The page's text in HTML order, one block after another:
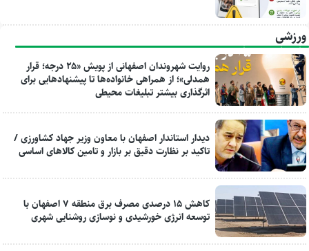
ورزشی
روایت شهروندان اصفهانی از پویش «۲۵ درجه؛ قرار
همدلی»؛ از همراهی خانواده‌ها تا پیشنهادهایی برای
اثرگذاری بیشتر تبلیغات محیطی
دیدار استاندار اصفهان با معاون وزیر جهاد کشاورزی /
تاکید بر نظارت دقیق بر بازار و تامین کالاهای اساسی
کاهش ۱۵ درصدی مصرف برق منطقه ۷ اصفهان با
توسعه انرژی خورشیدی و نوسازی روشنایی شهری